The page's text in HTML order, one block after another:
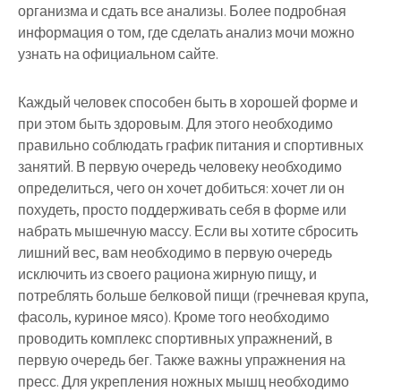
организма и сдать все анализы. Более подробная
информация о том, где сделать анализ мочи можно
узнать на официальном сайте.
Каждый человек способен быть в хорошей форме и
при этом быть здоровым. Для этого необходимо
правильно соблюдать график питания и спортивных
занятий. В первую очередь человеку необходимо
определиться, чего он хочет добиться: хочет ли он
похудеть, просто поддерживать себя в форме или
набрать мышечную массу. Если вы хотите сбросить
лишний вес, вам необходимо в первую очередь
исключить из своего рациона жирную пищу, и
потреблять больше белковой пищи (гречневая крупа,
фасоль, куриное мясо). Кроме того необходимо
проводить комплекс спортивных упражнений, в
первую очередь бег. Также важны упражнения на
пресс. Для укрепления ножных мышц необходимо